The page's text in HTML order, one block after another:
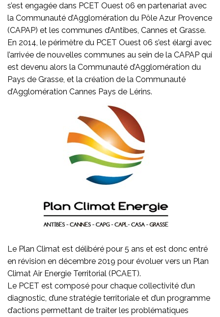
s’est engagée dans PCET Ouest 06 en partenariat avec
la Communauté d’Agglomération du Pôle Azur Provence
(CAPAP) et les communes d’Antibes, Cannes et Grasse.
En 2014, le périmètre du PCET Ouest 06 s’est élargi avec
l’arrivée de nouvelles communes au sein de la CAPAP qui
est devenu alors la Communauté d’Agglomération du
Pays de Grasse, et la création de la Communauté
d’Agglomération Cannes Pays de Lérins.
Le Plan Climat est délibéré pour 5 ans et est donc entré
en révision en décembre 2019 pour évoluer vers un Plan
Climat Air Energie Territorial (PCAET).
Le PCET est composé pour chaque collectivité d’un
diagnostic, d’une stratégie territoriale et d’un programme
d’actions permettant de traiter les problématiques